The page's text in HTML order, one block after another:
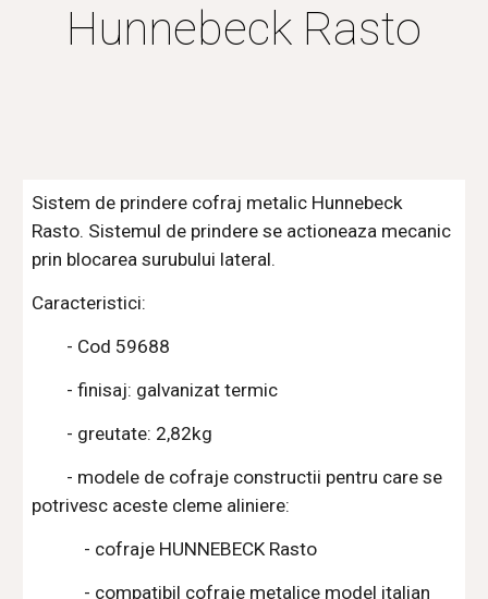
Hunnebeck Rasto
Sistem de prindere cofraj metalic Hunnebeck
Rasto. Sistemul de prindere se actioneaza mecanic
prin blocarea surubului lateral.
Caracteristici:
        - Cod 59688
        - finisaj: galvanizat termic
        - greutate: 2,82kg
potrivesc aceste cleme aliniere:
            - cofraje HUNNEBECK Rasto